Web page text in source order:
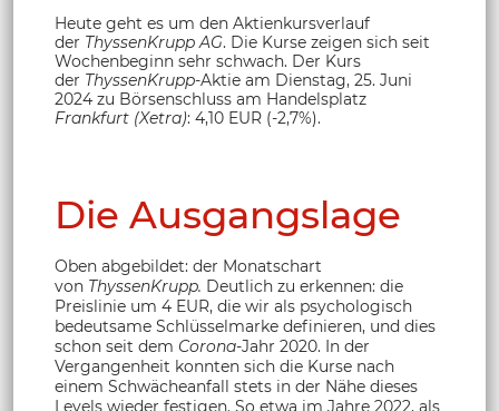
Heute geht es um den Aktienkursverlauf
der ThyssenKrupp AG. Die Kurse zeigen sich seit
Wochenbeginn sehr schwach. Der Kurs
der ThyssenKrupp-Aktie am Dienstag, 25. Juni
2024 zu Börsenschluss am Handelsplatz
Frankfurt (Xetra): 4,10 EUR (-2,7%).
Die Ausgangslage
Oben abgebildet: der Monatschart
von ThyssenKrupp. Deutlich zu erkennen: die
Preislinie um 4 EUR, die wir als psychologisch
bedeutsame Schlüsselmarke definieren, und dies
schon seit dem Corona-Jahr 2020. In der
Vergangenheit konnten sich die Kurse nach
einem Schwächeanfall stets in der Nähe dieses
Levels wieder festigen. So etwa im Jahre 2022, als